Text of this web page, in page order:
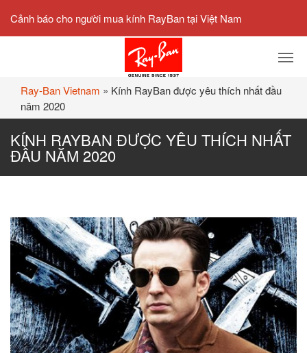
Cảnh báo cho người mua kính RayBan tại Việt Nam
Ray-Ban Vietnam » Kính RayBan được yêu thích nhất đầu
năm 2020
KÍNH RAYBAN ĐƯỢC YÊU THÍCH NHẤT
ĐẦU NĂM 2020